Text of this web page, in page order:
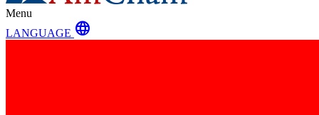
Menu
LANGUAGE language